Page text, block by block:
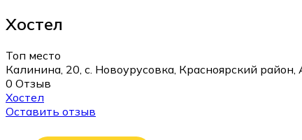
Хостел
Топ место
Калинина, 20, с. Новоурусовка, Красноярский район,
0 Отзыв
Хостел
Оставить отзыв